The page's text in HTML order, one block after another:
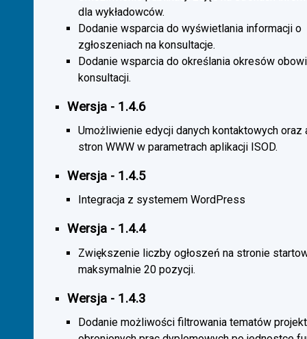
dla wykładowców.
Dodanie wsparcia do wyświetlania informacji o
zgłoszeniach na konsultacje.
Dodanie wsparcia do określania okresów
konsultacji.
Wersja - 1.4.6
Umożliwienie edycji danych kontaktowych oraz
stron WWW w parametrach aplikacji ISOD.
Wersja - 1.4.5
Integracja z systemem WordPress
Wersja - 1.4.4
Zwiększenie liczby ogłoszeń na stronie
maksymalnie 20 pozycji.
Wersja - 1.4.3
Dodanie możliwości filtrowania tematów